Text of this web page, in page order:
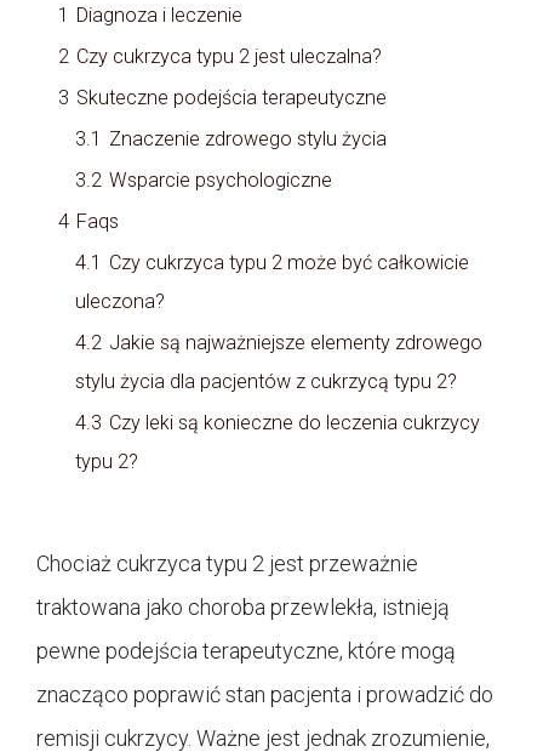
1 Diagnoza i leczenie
2 Czy cukrzyca typu 2 jest uleczalna?
3 Skuteczne podejścia terapeutyczne
3.1 Znaczenie zdrowego stylu życia
3.2 Wsparcie psychologiczne
4 Faqs
4.1 Czy cukrzyca typu 2 może być całkowicie
uleczona?
4.2 Jakie są najważniejsze elementy zdrowego
stylu życia dla pacjentów z cukrzycą typu 2?
4.3 Czy leki są konieczne do leczenia cukrzycy
typu 2?
Chociaż cukrzyca typu 2 jest przeważnie
traktowana jako choroba przewlekła, istnieją
pewne podejścia terapeutyczne, które mogą
znacząco poprawić stan pacjenta i prowadzić do
remisji cukrzycy. Ważne jest jednak zrozumienie,